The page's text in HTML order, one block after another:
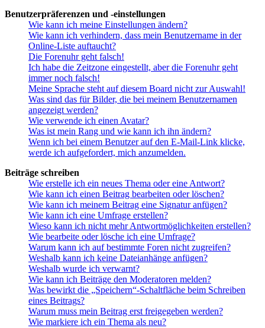
Benutzerpräferenzen und -einstellungen
Wie kann ich meine Einstellungen ändern?
Wie kann ich verhindern, dass mein Benutzername in der
Online-Liste auftaucht?
Die Forenuhr geht falsch!
Ich habe die Zeitzone eingestellt, aber die Forenuhr geht
immer noch falsch!
Meine Sprache steht auf diesem Board nicht zur Auswahl!
Was sind das für Bilder, die bei meinem Benutzernamen
angezeigt werden?
Wie verwende ich einen Avatar?
Was ist mein Rang und wie kann ich ihn ändern?
Wenn ich bei einem Benutzer auf den E-Mail-Link klicke,
werde ich aufgefordert, mich anzumelden.
Beiträge schreiben
Wie erstelle ich ein neues Thema oder eine Antwort?
Wie kann ich einen Beitrag bearbeiten oder löschen?
Wie kann ich meinem Beitrag eine Signatur anfügen?
Wie kann ich eine Umfrage erstellen?
Wieso kann ich nicht mehr Antwortmöglichkeiten erstellen?
Wie bearbeite oder lösche ich eine Umfrage?
Warum kann ich auf bestimmte Foren nicht zugreifen?
Weshalb kann ich keine Dateianhänge anfügen?
Weshalb wurde ich verwarnt?
Wie kann ich Beiträge den Moderatoren melden?
Was bewirkt die „Speichern“-Schaltfläche beim Schreiben
eines Beitrags?
Warum muss mein Beitrag erst freigegeben werden?
Wie markiere ich ein Thema als neu?